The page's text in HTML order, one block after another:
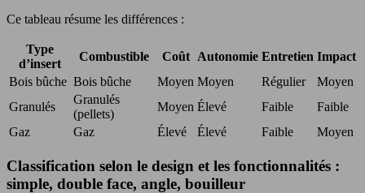
Ce tableau résume les différences :
Type
d’insert
Combustible Coût Autonomie Entretien Impact
Bois bûche Bois bûche Moyen Moyen Régulier
Moyen
Granulés
Granulés
(pellets)
Moyen Élevé Faible
Faible
Gaz
Gaz Élevé Élevé Faible Moyen
Classification selon le design et les fonctionnalités :
simple, double face, angle, bouilleur